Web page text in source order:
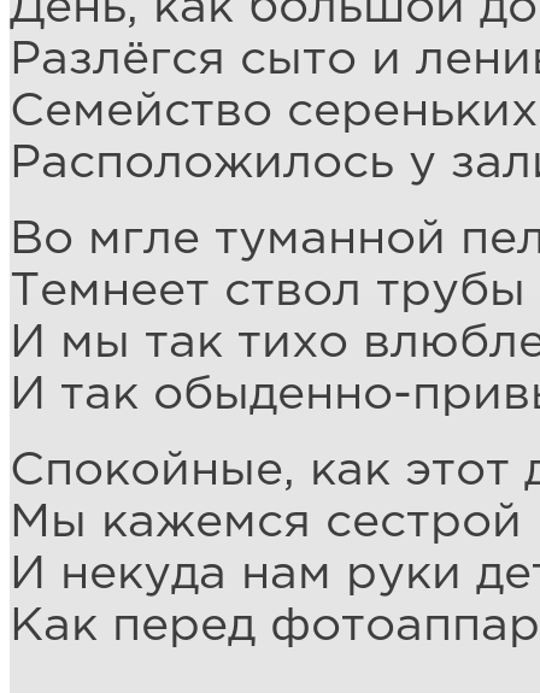
Разлёгся сыто и
Семейство
Расположилось у
Во мгле туманной
Темнеет ствол
И мы так тихо
И так обыденно-
Спокойные, как этот
Мы кажемся сестрой
И некуда нам руки
Как перед